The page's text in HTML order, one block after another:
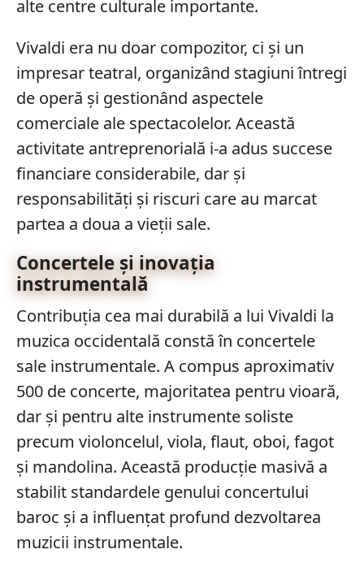
alte centre culturale importante.
Vivaldi era nu doar compozitor, ci și un
impresar teatral, organizând stagiuni întregi
de operă și gestionând aspectele
comerciale ale spectacolelor. Această
activitate antreprenorială i-a adus succese
financiare considerabile, dar și
responsabilități și riscuri care au marcat
partea a doua a vieții sale.
Concertele și inovația
instrumentală
Contribuția cea mai durabilă a lui Vivaldi la
muzica occidentală constă în concertele
sale instrumentale. A compus aproximativ
500 de concerte, majoritatea pentru vioară,
dar și pentru alte instrumente soliste
precum violoncelul, viola, flaut, oboi, fagot
și mandolina. Această producție masivă a
stabilit standardele genului concertului
baroc și a influențat profund dezvoltarea
muzicii instrumentale.